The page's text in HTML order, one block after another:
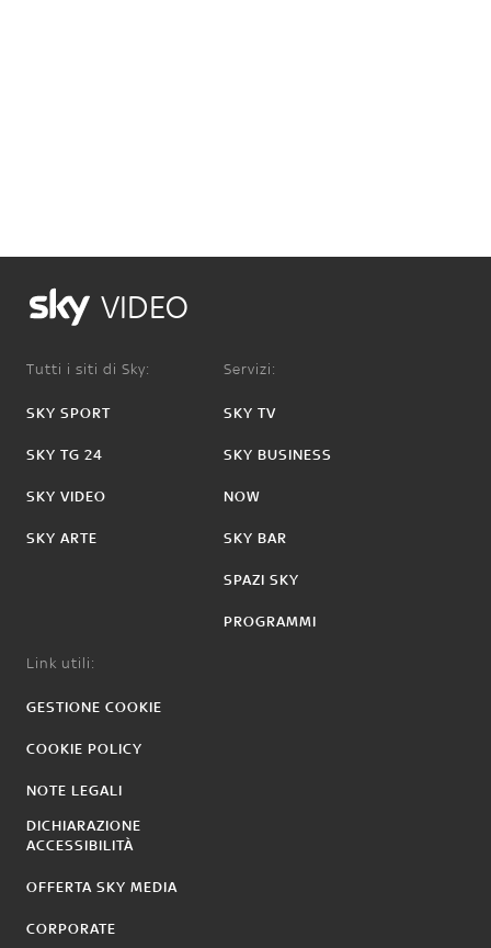
VIDEO
Tutti i siti di Sky:
SKY SPORT
SKY TG 24
SKY VIDEO
SKY ARTE
Servizi:
SKY TV
SKY BUSINESS
NOW
SKY BAR
SPAZI SKY
PROGRAMMI
Link utili:
GESTIONE COOKIE
COOKIE POLICY
NOTE LEGALI
DICHIARAZIONE
ACCESSIBILITÀ
OFFERTA SKY MEDIA
CORPORATE